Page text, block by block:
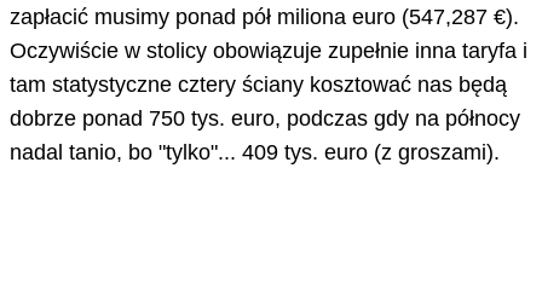
zapłacić musimy ponad pół miliona euro (547,287 €).
Oczywiście w stolicy obowiązuje zupełnie inna taryfa i
tam statystyczne cztery ściany kosztować nas będą
dobrze ponad 750 tys. euro, podczas gdy na północy
nadal tanio, bo "tylko"... 409 tys. euro (z groszami).